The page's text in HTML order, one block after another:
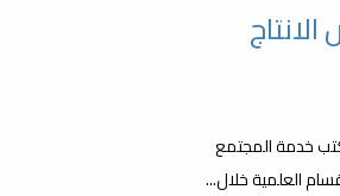
خدمة المجتمع
العلمية خلال...